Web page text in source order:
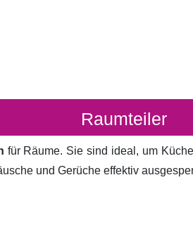
Raumteiler
für Räume. Sie sind ideal, um
und Gerüche effektiv